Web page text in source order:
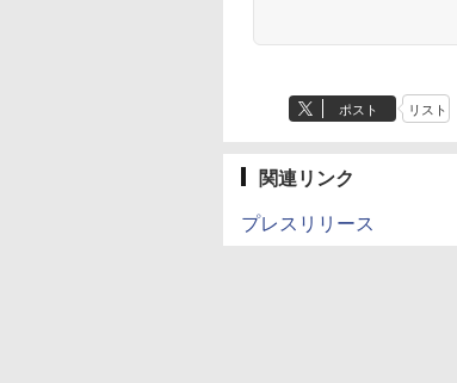
ポスト リスト
関連リンク
プレスリリース